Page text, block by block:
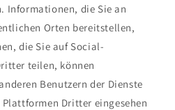
Informationen, die Sie an
Orten bereitstellen,
die Sie auf Social-
teilen, können
Benutzern der Dienste
Dritter eingesehen